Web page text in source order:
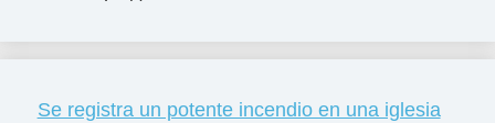
Se registra un potente incendio en una iglesia